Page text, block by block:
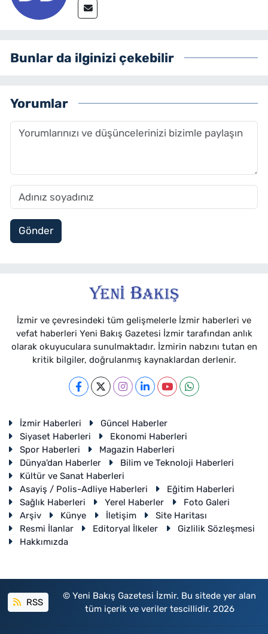
Bunlar da ilginizi çekebilir
Yorumlar
Gönder
İzmir ve çevresindeki tüm gelişmelerle İzmir haberleri ve
vefat haberleri Yeni Bakış Gazetesi İzmir tarafından anlık
olarak okuyuculara sunulmaktadır. İzmirin nabzını tutan en
kritik bilgiler, doğrulanmış kaynaklardan derlenir.
İzmir Haberleri
Güncel Haberler
Siyaset Haberleri
Ekonomi Haberleri
Spor Haberleri
Magazin Haberleri
Dünya'dan Haberler
Bilim ve Teknoloji Haberleri
Kültür ve Sanat Haberleri
Asayiş / Polis-Adliye Haberleri
Eğitim Haberleri
Sağlık Haberleri
Yerel Haberler
Foto Galeri
Arşiv
Künye İletişim
Site Haritası
Resmi İlanlar
Editoryal İlkeler
Gizlilik Sözleşmesi
Hakkımızda
RSS
© Yeni Bakış Gazetesi İzmir. Bu sitede yer alan
tüm içerik ve veriler tescillidir. 2026